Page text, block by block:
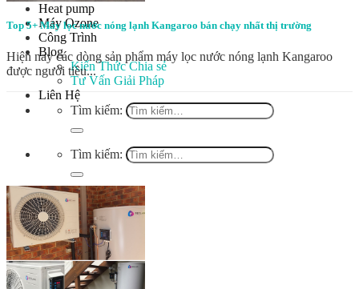
Heat pump
Máy Ozone
Công Trình
Blog
Kiến Thức Chia sẻ
Tư Vấn Giải Pháp
Liên Hệ
Tìm kiếm:
Tìm kiếm:
Top 5+ Máy lọc nước nóng lạnh Kangaroo bán chạy nhất thị trường
Hiện nay các dòng sản phẩm máy lọc nước nóng lạnh Kangaroo
được người tiêu...